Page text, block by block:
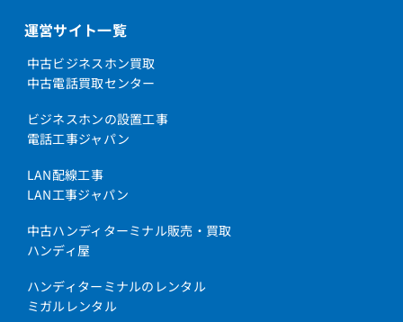
運営サイト一覧
中古ビジネスホン買取
中古電話買取センター
ビジネスホンの設置工事
電話工事ジャパン
LAN配線工事
LAN工事ジャパン
中古ハンディターミナル販売・買取
ハンディ屋
ハンディターミナルのレンタル
ミガルレンタル